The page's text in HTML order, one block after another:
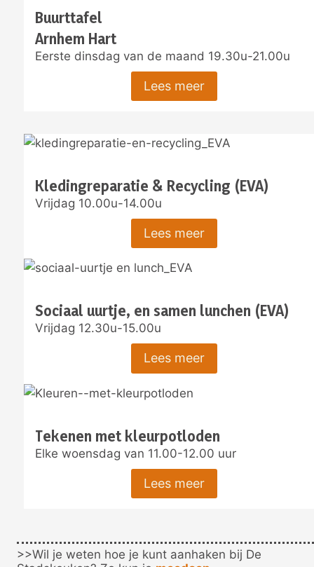
Buurttafel
Arnhem Hart
Eerste dinsdag van de maand 19.30u-21.00u
Lees meer
Kledingreparatie & Recycling (EVA)
Vrijdag 10.00u-14.00u
Lees meer
Sociaal uurtje, en samen lunchen (EVA)
Vrijdag 12.30u-15.00u
Lees meer
Tekenen met kleurpotloden
Elke woensdag van 11.00-12.00 uur
Lees meer
>>Wil je weten hoe je kunt aanhaken bij De